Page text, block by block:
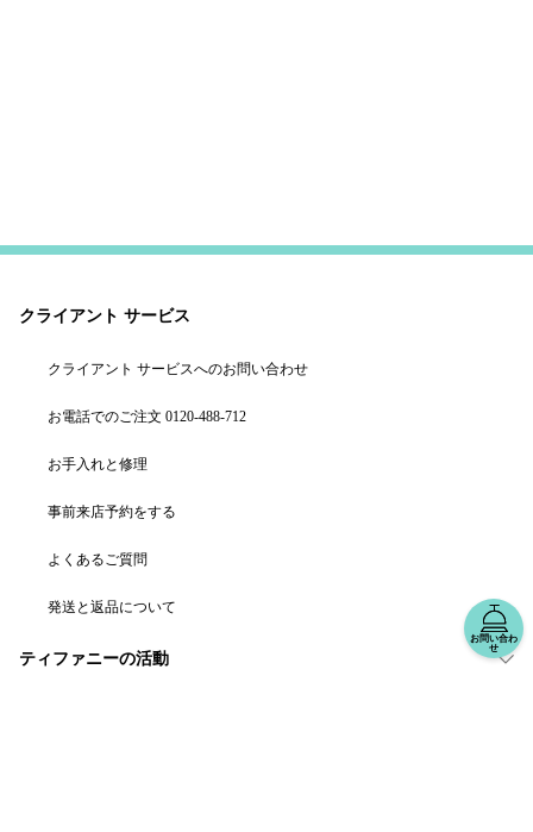
お問い合わ
せ
クライアント サービス
クライアント サービスへのお問い合わせ
お電話でのご注文 0120-488-712
お手入れと修理
事前来店予約をする
よくあるご質問
発送と返品について
ティファニーの活動